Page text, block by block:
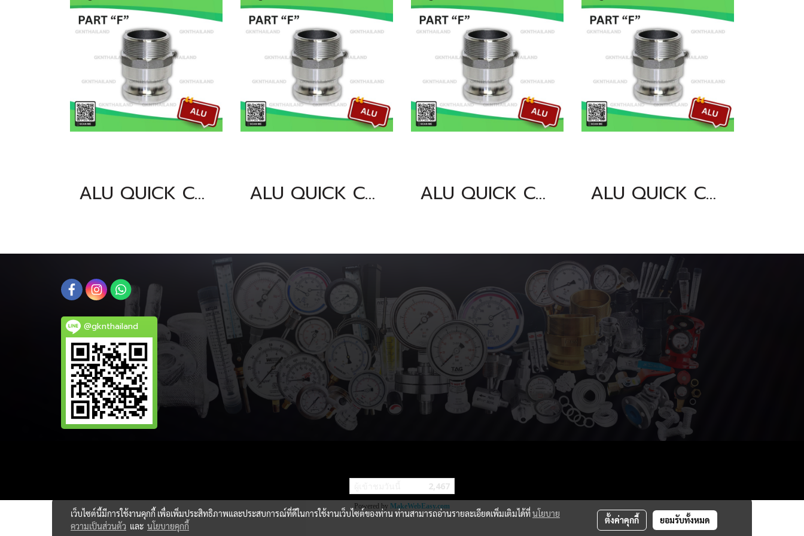
ALU QUICK COUPLING PART "F" SIZE : 3"BSPT, NPT ALU QUICK COUPLING PART "F" SIZE : 5"BSPT, NPT ALU QUICK COUPLING PART "F" SIZE : 2.1/2"BSPT, NPT ALU QUICK COUPLING PART "F" SIZE : 4"BSPT, NPT
@gknthailand
2,467
Powered by MakeWebEasy.com
เว็บไซต์นี้มีการใช้งานคุกกี้ เพื่อเพิ่มประสิทธิภาพและประสบการณ์ที่ดีในการใช้งานเว็บไซต์ของท่าน ท่านสามารถอ่านรายละเอียดเพิ่มเติมได้ที่นโยบาย
ความเป็นส่วนตัว และ นโยบายคุกกี้
ตั้งค่าคุกกี้ ยอมรับทั้งหมด